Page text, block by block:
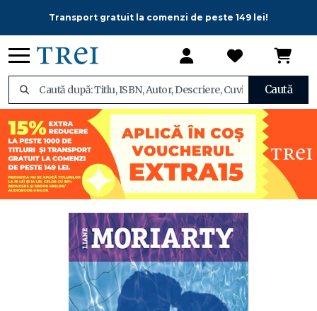
Transport gratuit la comenzi de peste 149 lei!
Caută